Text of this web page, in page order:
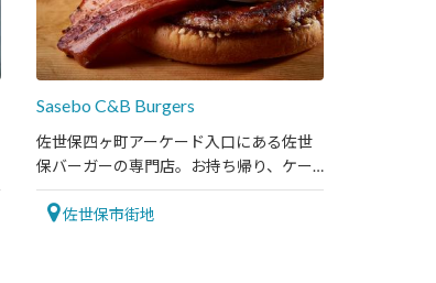
Sasebo C&B Burgers
佐世保四ヶ町アーケード入口にある佐世
保バーガーの専門店。お持ち帰り、ケー
タリングなども対応可能。
佐世保市街地